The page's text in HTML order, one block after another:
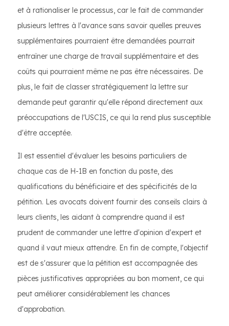
et à rationaliser le processus, car le fait de commander
plusieurs lettres à l'avance sans savoir quelles preuves
supplémentaires pourraient être demandées pourrait
entraîner une charge de travail supplémentaire et des
coûts qui pourraient même ne pas être nécessaires. De
plus, le fait de classer stratégiquement la lettre sur
demande peut garantir qu'elle répond directement aux
préoccupations de l'USCIS, ce qui la rend plus susceptible
d'être acceptée.
Il est essentiel d'évaluer les besoins particuliers de
chaque cas de H-1B en fonction du poste, des
qualifications du bénéficiaire et des spécificités de la
pétition. Les avocats doivent fournir des conseils clairs à
leurs clients, les aidant à comprendre quand il est
prudent de commander une lettre d'opinion d'expert et
quand il vaut mieux attendre. En fin de compte, l'objectif
est de s'assurer que la pétition est accompagnée des
pièces justificatives appropriées au bon moment, ce qui
peut améliorer considérablement les chances
d'approbation.